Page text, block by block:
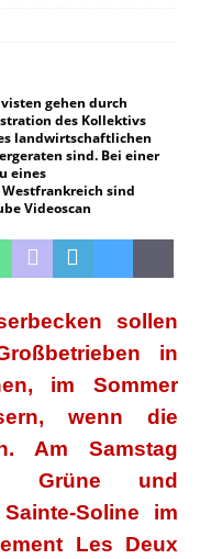
gehen durch
des Kollektivs
landwirtschaftlichen
sind. Bei einer
eines
sind
Videoscan
sollen
in
im Sommer
wenn die
Am Samstag
Grüne und
Soline im
Les Deux